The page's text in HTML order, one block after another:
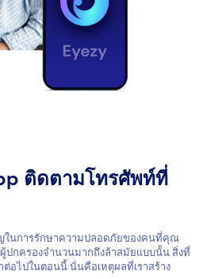
ติดตามโทรศัพท์ที่
ในการรักษาความปลอดภัยของคนที่คุณ
ปกครองจำนวนมากถึงล้าสมัยแบบนั้น สิ่งที่
อไปในตอนนี้ นั่นคือเหตุผลที่เราสร้าง